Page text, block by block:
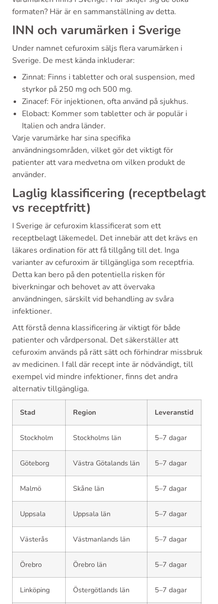
formaten? Här är en sammanställning av detta.
INN och varumärken i Sverige
Under namnet cefuroxim säljs flera varumärken i
Sverige. De mest kända inkluderar:
Zinnat: Finns i tabletter och oral suspension, med
styrkor på 250 mg och 500 mg.
Zinacef: För injektionen, ofta använd på sjukhus.
Elobact: Kommer som tabletter och är populär i
Italien och andra länder.
Varje varumärke har sina specifika
användningsområden, vilket gör det viktigt för
patienter att vara medvetna om vilken produkt de
använder.
Laglig klassificering (receptbelagt
vs receptfritt)
I Sverige är cefuroxim klassificerat som ett
receptbelagt läkemedel. Det innebär att det krävs en
läkares ordination för att få tillgång till det. Inga
varianter av cefuroxim är tillgängliga som receptfria.
Detta kan bero på den potentiella risken för
biverkningar och behovet av att övervaka
användningen, särskilt vid behandling av svåra
infektioner.
Att förstå denna klassificering är viktigt för både
patienter och vårdpersonal. Det säkerställer att
cefuroxim används på rätt sätt och förhindrar missbruk
av medicinen. I fall där recept inte är nödvändigt, till
exempel vid mindre infektioner, finns det andra
alternativ tillgängliga.
Stad Region Leveranstid
Stockholm Stockholms län 5–7 dagar
Göteborg Västra Götalands län 5–7 dagar
Malmö Skåne län 5–7 dagar
Uppsala Uppsala län 5–7 dagar
Västerås Västmanlands län 5–7 dagar
Örebro Örebro län 5–7 dagar
Linköping Östergötlands län 5–7 dagar